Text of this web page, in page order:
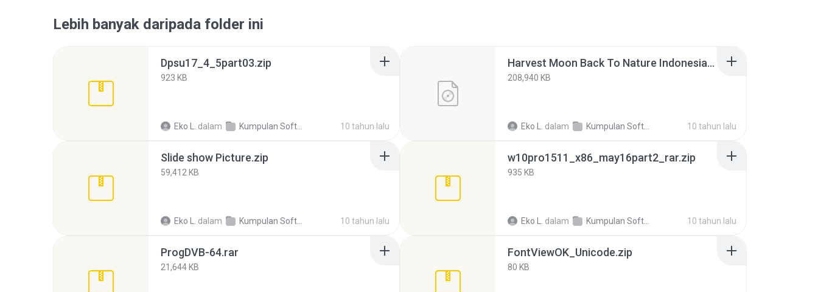
Lebih banyak daripada folder ini
Dpsu17_4_5part03.zip
923 KB
Eko L. dalam Kumpulan Software Gratis Update+ crack 10 tahun lalu
Harvest Moon Back To Nature Indonesia.iso
208,940 KB
Eko L. dalam Kumpulan Software Gratis Update+ crack 10 tahun lalu
Slide show Picture.zip
59,412 KB
Eko L. dalam Kumpulan Software Gratis Update+ crack 10 tahun lalu
w10pro1511_x86_may16part2_rar.zip
935 KB
Eko L. dalam Kumpulan Software Gratis Update+ crack 10 tahun lalu
ProgDVB-64.rar
21,644 KB
FontViewOK_Unicode.zip
80 KB